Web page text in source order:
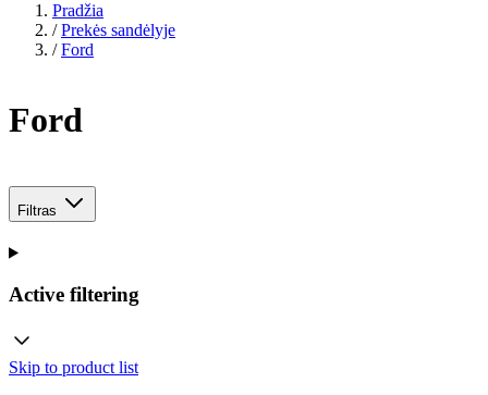
Pradžia
/ Prekės sandėlyje
/ Ford
Ford
Filtras
Active filtering
Skip to product list